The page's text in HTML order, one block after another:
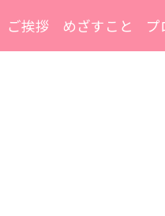
ご挨拶 めざすこと プ